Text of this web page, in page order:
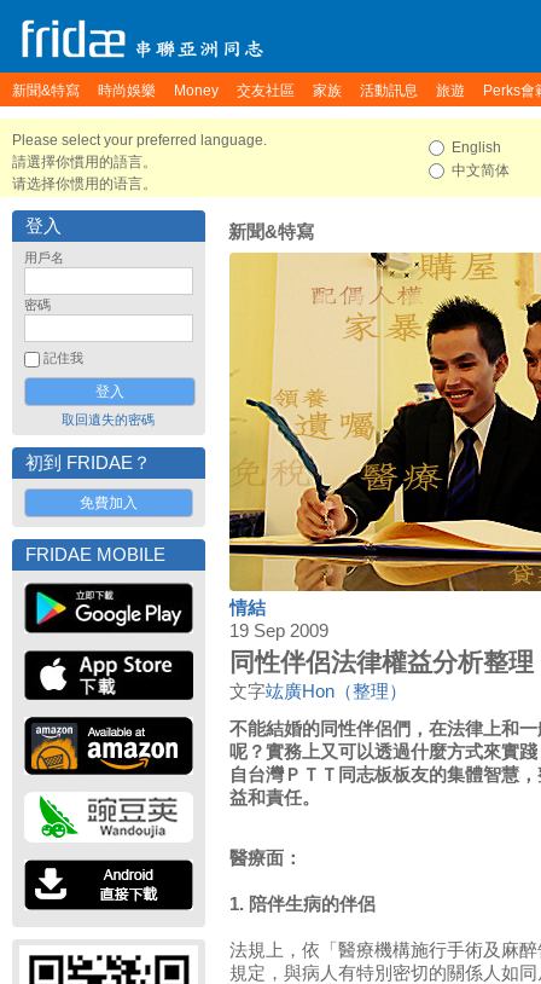
新聞&特寫 時尚娛樂 Money 交友社區 家族 活動訊息 旅遊 Perks會
Please select your preferred language.
請選擇你慣用的語言。
请选择你惯用的语言。
English
中文简体
登入
用戶名
密碼
記住我
取回遺失的密碼
初到 FRIDAE？
免費加入
FRIDAE MOBILE
新聞&特寫
情結
19 Sep 2009
同性伴侶法律權益分析整理
文字竑廣Hon（整理）
不能結婚的同性伴侶們，在法律上和
呢？實務上又可以透過什麼方式來實
自台灣ＰＴＴ同志板板友的集體智慧
益和責任。
醫療面：
1. 陪伴生病的伴侶
法規上，依「醫療機構施行手術及麻
規定，與病人有特別密切的關係人如